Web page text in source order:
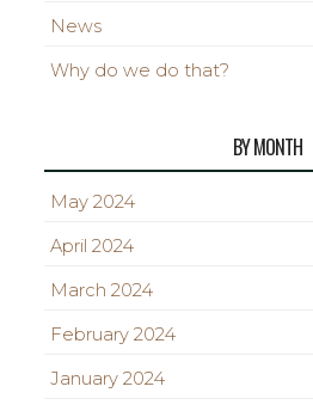
News
Why do we do that?
BY MONTH
May 2024
April 2024
March 2024
February 2024
January 2024